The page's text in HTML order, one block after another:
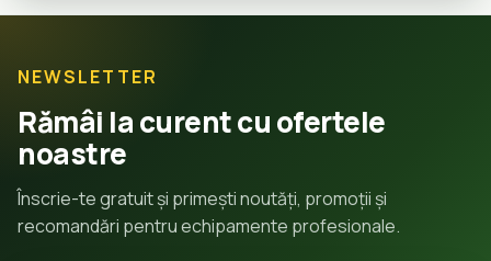
NEWSLETTER
Rămâi la curent cu ofertele
noastre
Înscrie-te gratuit și primești noutăți, promoții și
recomandări pentru echipamente profesionale.